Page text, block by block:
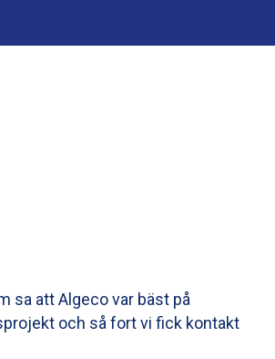
sa att Algeco var bäst på
och så fort vi fick kontakt